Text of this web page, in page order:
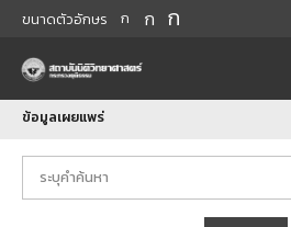
ขนาดตัวอักษร ก ก ก
ข้อมูลเผยแพร่